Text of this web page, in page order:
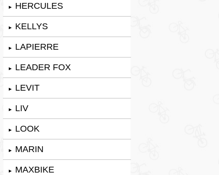
► HERCULES
► KELLYS
► LAPIERRE
► LEADER FOX
► LEVIT
► LIV
► LOOK
► MARIN
► MAXBIKE